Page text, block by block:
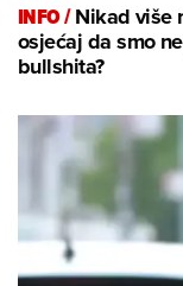
INFO /Nikad više
osjećaj da smo
bullshita?